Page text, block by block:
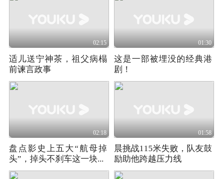
02:15
适儿送宁神茶，祖父病榻
前谏言政事
01:30
这是一部被埋没的经典港
剧！
02:18
盘点影史上五大“航母掉
头”，掉头不刹车这一块...
01:58
晨挑战115米失败，队友鼓
励助他跨越压力线